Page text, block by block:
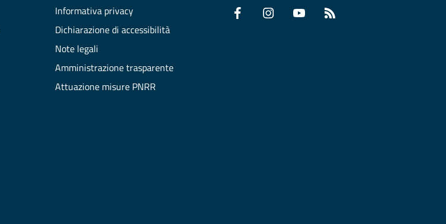
Informativa privacy
Dichiarazione di accessibilità
Note legali
Amministrazione trasparente
Attuazione misure PNRR
Facebook InstagramYouTube